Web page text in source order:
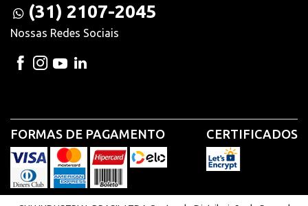
(31) 2107-2045
Nossas Redes Sociais
FORMAS DE PAGAMENTO CERTIFICADOS